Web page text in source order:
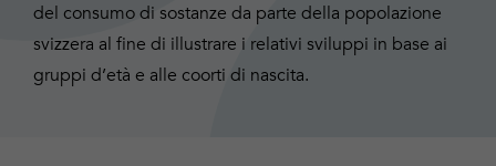
del consumo di sostanze da parte della popolazione
svizzera al fine di illustrare i relativi sviluppi in base ai
gruppi d’età e alle coorti di nascita.